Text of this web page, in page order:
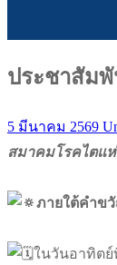
ประชาสัมพั
5 มีนาคม 2569
สมาคมโรคไตแห่
ภายใต้คำข
ในวันอาทิตย์